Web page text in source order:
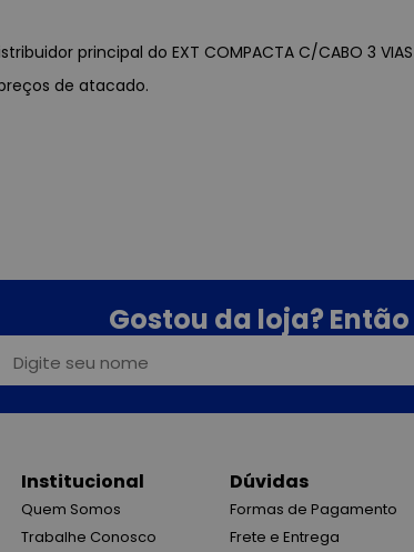
principal do EXT COMPACTA C/CABO 3
de atacado.
Gostou da loja?
Institucional
Quem Somos
Trabalhe Conosco
Dúvidas
Formas de Pagamento
Frete e Entrega